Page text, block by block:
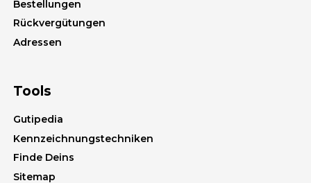
Bestellungen
Rückvergütungen
Adressen
Tools
Gutipedia
Kennzeichnungstechniken
Finde Deins
Sitemap